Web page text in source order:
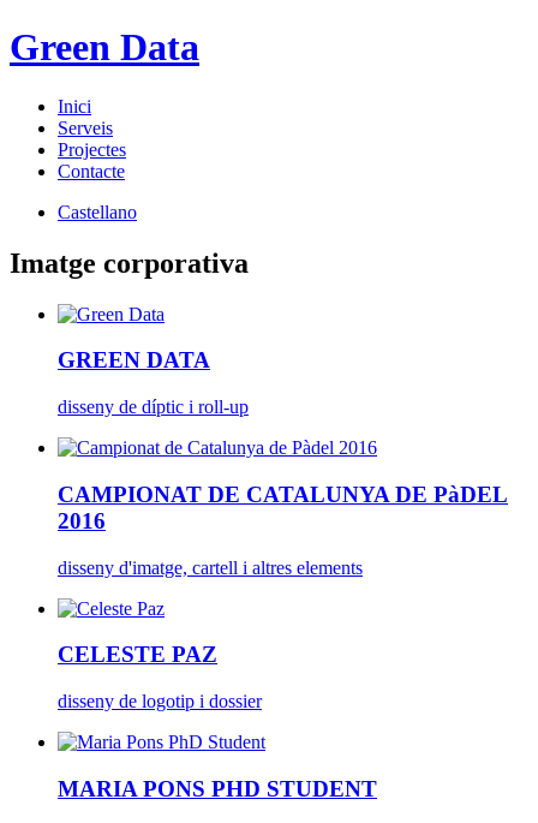
Green Data
Inici
Serveis
Projectes
Contacte
Castellano
Imatge corporativa
GREEN DATA
disseny de díptic i roll-up
CAMPIONAT DE CATALUNYA DE PàDEL
2016
disseny d'imatge, cartell i altres elements
CELESTE PAZ
disseny de logotip i dossier
MARIA PONS PHD STUDENT